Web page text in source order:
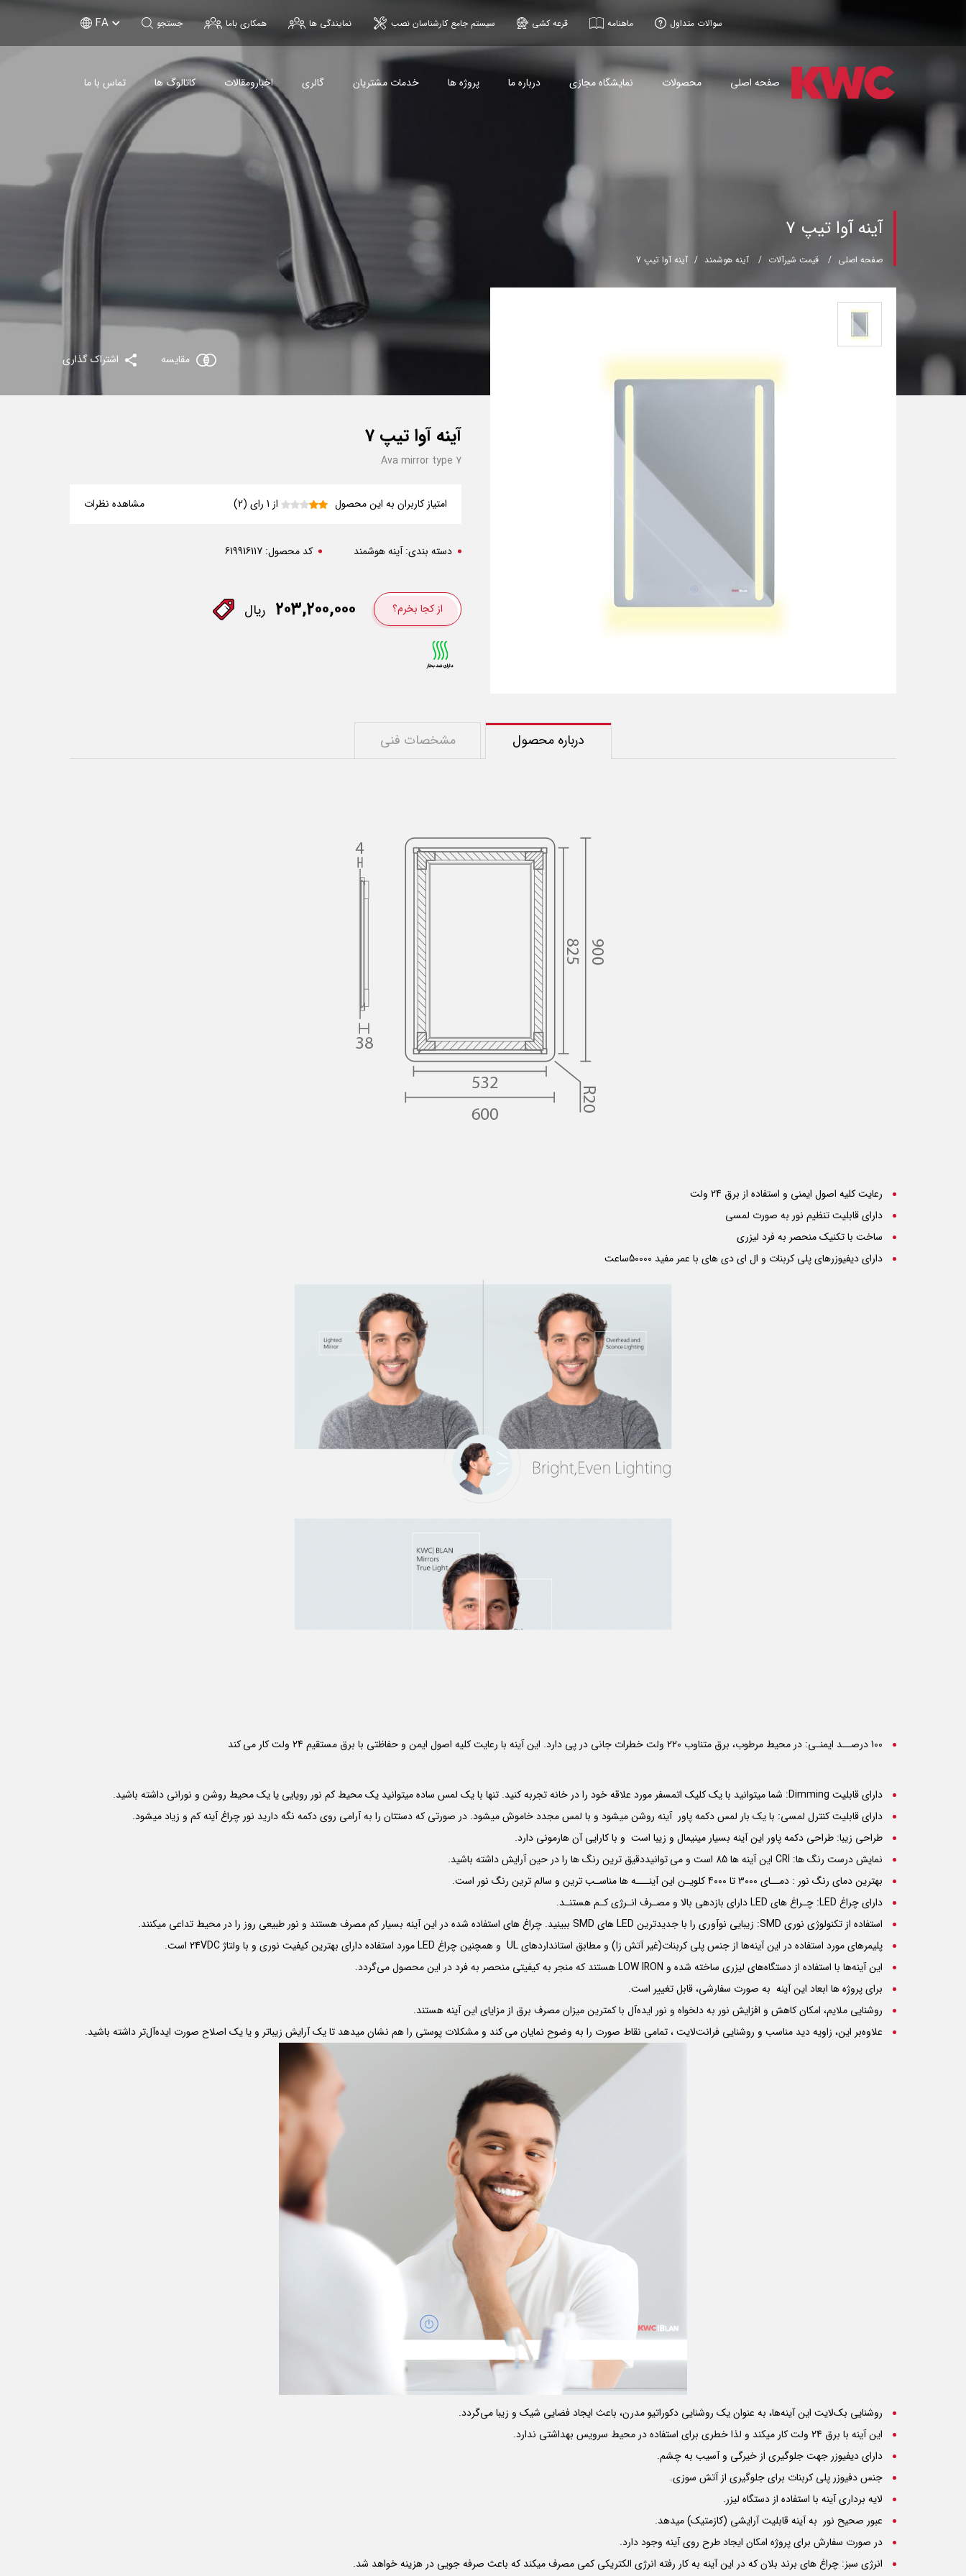
سوالات متداول ماهنامه قرعه کشی سیستم جامع کارشناسان نصب نمایندگی ها همکاری باما جستجو FA
صفحه اصلی محصولات نمایشگاه مجازی درباره ما پروژه ها خدمات مشتریان گالری اخبارومقالات کاتالوگ ها تماس با ما
آینه آوا تیپ 7
صفحه اصلی قیمت شیرآلات آینه هوشمند آینه آوا تیپ 7
مقایسه اشتراک گذاری
آینه آوا تیپ 7
Ava mirror type 7
امتیاز کاربران به این محصول از 1 رای (2) مشاهده نظرات
دسته بندی:آینه هوشمند کد محصول: 619916117
از کجا بخرم؟ ۲۰۳,۲۰۰,۰۰۰ ریال
درباره محصول مشخصات فنی
رعایت کلیه اصول ایمنی و استفاده از برق 24 ولت
دارای قابلیت تنظیم نور به صورت لمسی
ساخت با تکنیک منحصر به فرد لیزری
دارای دیفیوزرهای پلی کربنات و ال ای دی های با عمر مفید 50000ساعت
دارای قابلیت Dimming: شما میتوانید با یک کلیک اتمسفر مورد علاقه خود را در خانه تجربه کنید. تنها با یک لمس ساده میتوانید یک محیط کم نور رویایی یا یک محیط روشن و نورانی داشته باشید.
دارای قابلیت کنترل لمسی: با یک بار لمس دکمه پاور آینه روشن میشود و با لمس مجدد خاموش میشود. در صورتی که دستتان را به آرامی روی دکمه نگه دارید نور چراغ آینه کم و زیاد میشود.
طراحی زیبا: طراحی دکمه پاور این آینه بسیار مینیمال و زیبا است و با کارایی آن هارمونی دارد.
نمایش درست رنگ ها: CRI این آینه ها 85 است و می توانیددقیق ترین رنگ ها را در حین آرایش داشته باشید.
بهترین دمای رنگ نور : دمــای 3000 تا 4000 کلویـن این آینـــه ها مناسـب ترین و سالم ترین رنگ نور است.
دارای چراغ LED: چـراغ های
LEDدارای بازدهی بالا و مصـرف انـرژی کـم هستنـد.
استفاده از تکنولوژی نوری SMD: زیبایی نوآوری را با جدیدترین
LEDهای SMD ببینید. چراغ های استفاده شده در این آینه بسیار کم مصرف هستند و نور طبیعی روز را در محیط تداعی میکنند.
پلیمرهای مورد استفاده در این آینه‌ها از جنس پلی کربنات(غیر آتش زا) و مطابق استانداردهایUL و همچنین چراغ LEDمورد استفاده دارای بهترین کیفیت نوری و با ولتاژ 24VDC است.
این آینه‌ها با استفاده از دستگاه‌های لیزری ساخته شده و LOW IRONهستند که منجر به کیفیتی منحصر به فرد در این محصول می‌گردد.
برای پروژه ها ابعاد این آینه به صورت سفارشی، قابل تغییر است.
روشنایی ملایم، امکان کاهش و افزایش نور به دلخواه و نور ایده‌آل با کمترین میزان مصرف برق از مزایای این آینه هستند.
علاوه‌بر این، زاویه دید مناسب و روشنایی فرانت‌لایت ، تمامی نقاط صورت را به وضوح نمایان می کند و مشکلات پوستی را هم نشان میدهد تا یک آرایش زیباتر و یا یک اصلاح صورت ایده‌آل‌تر داشته باشید.
روشنایی بک‌لایت این آینه‌ها، به عنوان یک روشنایی دکوراتیو مدرن، باعث ایجاد فضایی شیک و زیبا می‌گردد.
این آینه با برق 24 ولت کار میکند و لذا خطری برای استفاده در محیط سرویس بهداشتی ندارد.
دارای دیفیوزر جهت جلوگیری از خیرگی و آسیب به چشم.
جنس دفیوزر پلی کربنات برای جلوگیری از آتش سوزی.
لایه برداری آینه با استفاده از دستگاه لیزر.
عبور صحیح نور به آینه قابلیت آرایشی (کازمتیک) میدهد.
در صورت سفارش برای پروژه امکان ایجاد طرح روی آینه وجود دارد.
انرژی سبز: چراغ های برند بلان که در این آینه به کار رفته انرژی الکتریکی کمی مصرف میکند که باعث صرفه جویی در هزینه خواهد شد.